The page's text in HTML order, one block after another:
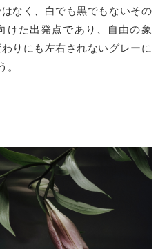
なく、白でも黒でもないその
けた出発点であり、自由の象
りにも左右されないグレーに